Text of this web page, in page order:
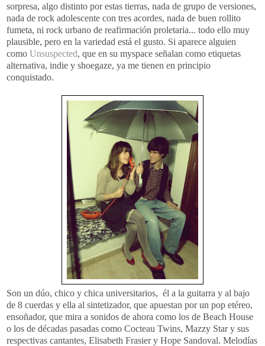
sorpresa, algo distinto por estas tierras, nada de grupo de versiones,
nada de rock adolescente con tres acordes, nada de buen rollito
fumeta, ni rock urbano de reafirmación proletaria... todo ello muy
plausible, pero en la variedad está el gusto. Si aparece alguien
como Unsuspected, que en su myspace señalan como etiquetas
alternativa, indie y shoegaze, ya me tienen en principio
conquistado.
Son un dúo, chico y chica universitarios, él a la guitarra y al bajo
de 8 cuerdas y ella al sintetizador, que apuestan por un pop etéreo,
ensoñador, que mira a sonidos de ahora como los de Beach House
o los de décadas pasadas como Cocteau Twins, Mazzy Star y sus
respectivas cantantes, Elisabeth Frasier y Hope Sandoval. Melodías